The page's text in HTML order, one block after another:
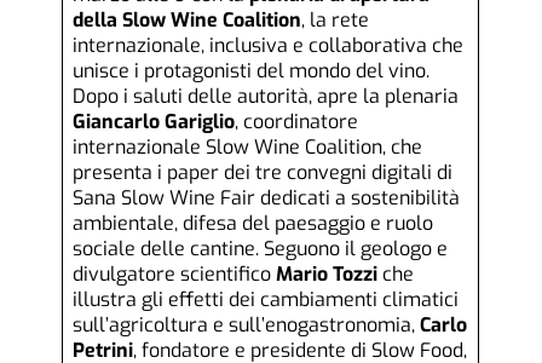
della Slow Wine Coalition, la rete
internazionale, inclusiva e collaborativa che
unisce i protagonisti del mondo del vino.
Dopo i saluti delle autorità, apre la plenaria
Giancarlo Gariglio, coordinatore
internazionale Slow Wine Coalition, che
presenta i paper dei tre convegni digitali di
Sana Slow Wine Fair dedicati a sostenibilità
ambientale, difesa del paesaggio e ruolo
sociale delle cantine. Seguono il geologo e
divulgatore scientificoMario Tozzi che
illustra gli effetti dei cambiamenti climatici
sull’agricoltura e sull’enogastronomia,Carlo
Petrini, fondatore e presidente di Slow Food,